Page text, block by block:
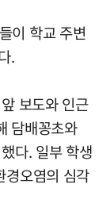
이 학교 주변
.
보도와 인근
담배꽁초와
다. 일부 학생
오염의 심각